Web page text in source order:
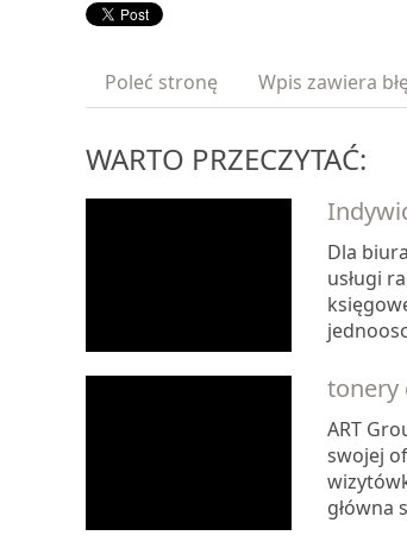
Poleć stronę Wpis zawiera
WARTO PRZECZYTAĆ:
Dla
usługi
tonery
ART
swojej
główna